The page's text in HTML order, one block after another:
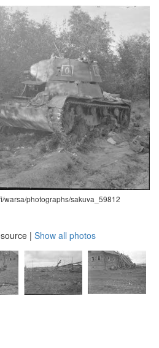
warsa/photographs/sakuva_59812
| Show all photos